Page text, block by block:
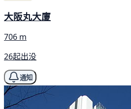
大阪丸大廈
706 m
26起出没
通知